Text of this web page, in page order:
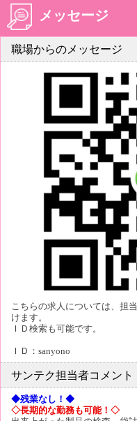
メッセージ
職場からのメッセージ
こちらの求人については、担
けます。
ＩＤ検索も可能です。
ＩＤ：sanyono
サンテク担当者コメント
◆残業なし！◆
◇長期的な勤務も可能！◇